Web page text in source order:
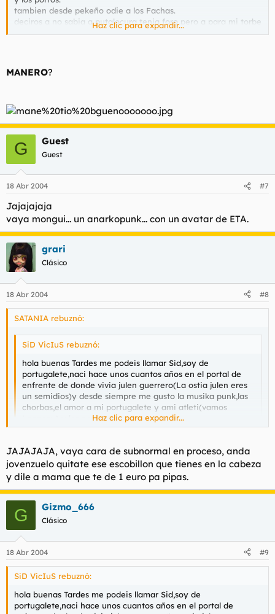
tambien desde pekeño odie a los Fachas.
deciros q no sabia q putalocura tenia foro pero q para mi torbe
es un gran humorista vasko y q se q aki pasare buenos
por cierto estaba ojeando el gara ahora despues de comer y
estais hasta los webos de q modifiken los echos?
Haz clic para expandir...
MANERO?
G Guest
Guest
18 Abr 2004 #7
Jajajajaja
vaya mongui... un anarkopunk... con un avatar de ETA.
grari
Clásico
18 Abr 2004 #8
SATANIA rebuznó:
SiD VicIuS rebuznó:
hola buenas Tardes me podeis llamar Sid,soy de
portugalete,naci hace unos cuantos años en el portal de
enfrente de donde vivia julen guerrero(La ostia julen eres
un semidios)y desde siempre me gusto la musika punk,las
chorbas,el amor a mi portugalete y ami atleti(vamos
Leones¡¡¡) y los porros.
tambien desde pekeño odie a los Fachas.
torbe es un gran humorista vasko y q se q aki pasare
buenos momentos,al igual q los paso en otros foros q
frecuento.
Gora Torbe,Gora el transbordador de portu¡¡¡¡¡¡
por cierto estaba ojeando el gara ahora despues de comer
y menuda liaron la puta policia anoche en los astilleros. y la
misma noticia en el diario sale completamente
modificada,no estais hasta los webos de q modifiken los
echos?
Haz clic para expandir...
JAJAJAJA, vaya cara de subnormal en proceso, anda
jovenzuelo quitate ese escobillon que tienes en la cabeza
y dile a mama que te de 1 euro pa pipas.
G Gizmo_666
Clásico
18 Abr 2004 #9
SiD VicIuS rebuznó:
hola buenas Tardes me podeis llamar Sid,soy de
portugalete,naci hace unos cuantos años en el portal de